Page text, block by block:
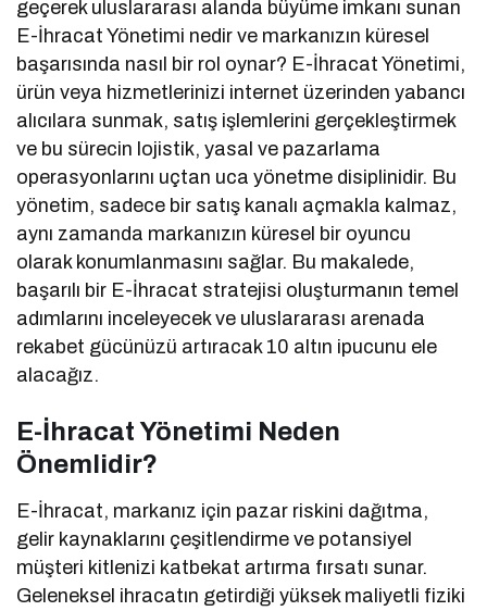
geçerek uluslararası alanda büyüme imkanı sunan
E-İhracat Yönetimi nedir ve markanızın küresel
başarısında nasıl bir rol oynar? E-İhracat Yönetimi,
ürün veya hizmetlerinizi internet üzerinden yabancı
alıcılara sunmak, satış işlemlerini gerçekleştirmek
ve bu sürecin lojistik, yasal ve pazarlama
operasyonlarını uçtan uca yönetme disiplinidir. Bu
yönetim, sadece bir satış kanalı açmakla kalmaz,
aynı zamanda markanızın küresel bir oyuncu
olarak konumlanmasını sağlar. Bu makalede,
başarılı bir E-İhracat stratejisi oluşturmanın temel
adımlarını inceleyecek ve uluslararası arenada
rekabet gücünüzü artıracak 10 altın ipucunu ele
alacağız.
E-İhracat Yönetimi Neden
Önemlidir?
E-İhracat, markanız için pazar riskini dağıtma,
gelir kaynaklarını çeşitlendirme ve potansiyel
müşteri kitlenizi katbekat artırma fırsatı sunar.
Geleneksel ihracatın getirdiği yüksek maliyetli fiziki